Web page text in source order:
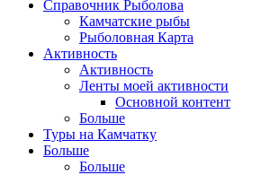
Справочник Рыболова
Камчатские рыбы
Рыболовная Карта
Активность
Активность
Ленты моей активности
Основной контент
Больше
Туры на Камчатку
Больше
Больше